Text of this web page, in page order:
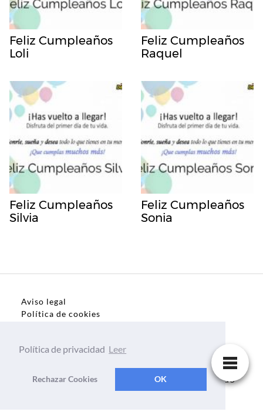
Feliz Cumpleaños
Loli
Feliz Cumpleaños
Raquel
Feliz Cumpleaños
Silvia
Feliz Cumpleaños
Sonia
Aviso legal
Política de cookies
Dedicatorias, frases, textos para todo el mundo
Política de privacidad Leer
Rechazar Cookies OK